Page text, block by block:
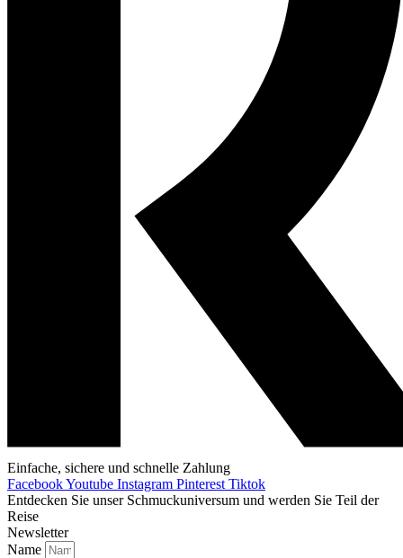
Einfache, sichere und schnelle Zahlung
FacebookYoutube Instagram Pinterest Tiktok
Entdecken Sie unser Schmuckuniversum und werden Sie Teil der
Reise
Newsletter
Name